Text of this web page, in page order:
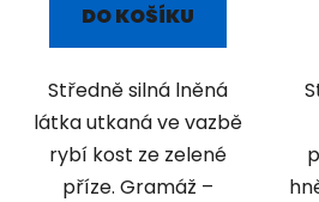
DO KOŠÍKU
Středně silná lněná
látka utkaná ve vazbě
rybí kost ze zelené
příze. Gramáž –